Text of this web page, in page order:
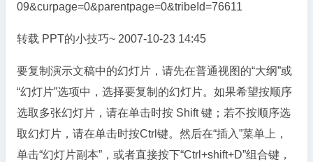
09&curpage=0&parentpage=0&tribeId=76611
转载 PPT的小技巧~ 2007-10-23 14:45
要复制演示文稿中的幻灯片，请先在普通视图的“大纲”或
“幻灯片”选项中，选择要复制的幻灯片。如果希望按顺序
选取多张幻灯片，请在单击时按 Shift 键；若不按顺序选
取幻灯片，请在单击时按Ctrl键。然后在“插入”菜单上，
单击“幻灯片副本”，或者直接按下“Ctrl+shift+D”组合键，